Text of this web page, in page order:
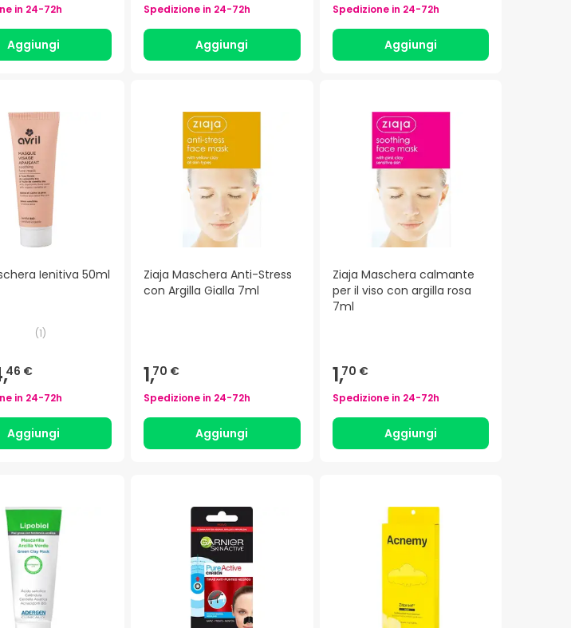
in 24-72h
Aggiungi
Spedizione in 24-72h
Aggiungi
Spedizione in 24-72h
Aggiungi
Ienitiva 50ml
(1)
46 €
in 24-72h
Aggiungi
Ziaja Maschera Anti-Stress
con Argilla Gialla 7ml
1,70 €
Spedizione in 24-72h
Aggiungi
Ziaja Maschera calmante
per il viso con argilla rosa
7ml
1,70 €
Spedizione in 24-72h
Aggiungi